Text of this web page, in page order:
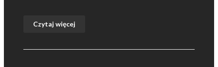
Czytaj więcej